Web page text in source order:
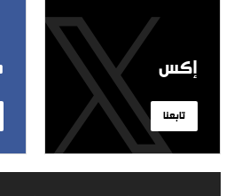
إكس
تابعنا